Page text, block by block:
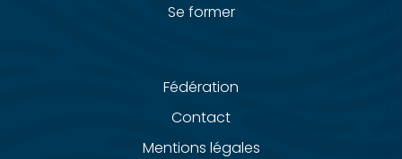
Se former
Fédération
Contact
Mentions légales